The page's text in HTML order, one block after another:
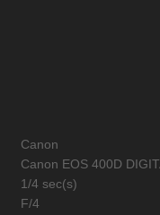
Canon
Canon EOS 400D
1/4 sec(s)
F/4